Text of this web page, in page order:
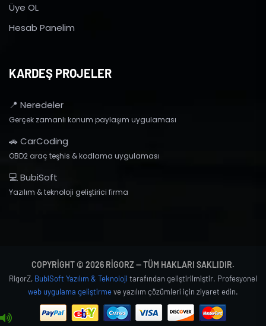
Üye OL
Hesab Panelim
KARDEŞ PROJELER
📍 Neredeler
Gerçek zamanlı konum paylaşım uygulaması
🚗 CarCoding
OBD2 araç teşhis & kodlama uygulaması
💻 BubiSoft
Yazılım & teknoloji geliştirici firma
COPYRIGHT © 2026 RIGORZ — TÜM HAKLARI SAKLIDIR.
RigorZ, BubiSoft Yazılım & Teknoloji tarafından geliştirilmiştir. Profesyonel
web uygulama geliştirmeve yazılım çözümleri için ziyaret edin.